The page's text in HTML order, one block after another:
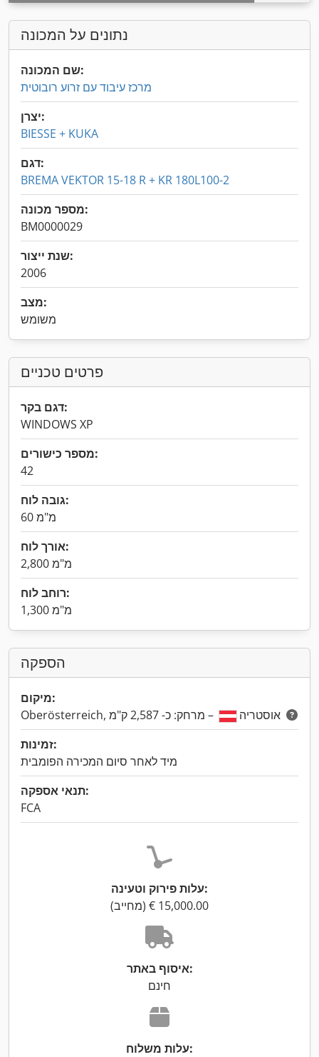
נתונים על המכונה
שם המכונה:
מרכז עיבוד עם זרוע רובוטית
יצרן:
BIESSE + KUKA
דגם:
BREMA VEKTOR 15-18 R + KR 180L100-2
מספר מכונה:
BM0000029
שנת ייצור:
2006
מצב:
משומש
פרטים טכניים
דגם בקר:
WINDOWS XP
מספר כישורים:
42
גובה לוח:
60 מ"מ
אורך לוח:
2,800 מ"מ
רוחב לוח:
1,300 מ"מ
הספקה
מיקום:
Oberösterreich, אוסטריה
זמינות:
מיד לאחר סיום המכירה הפומבית
תנאי אספקה:
FCA
עלות פירוק וטעינה:
איסוף באתר:
חינם
עלות משלוח: